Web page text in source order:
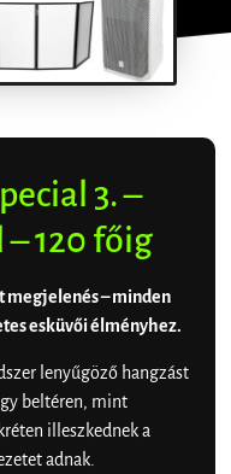
3. –
– 120 főig
– minden
esküvői élményhez.
lenyűgöző hangzást
beltéren, mint
illeszkednek a
adnak.